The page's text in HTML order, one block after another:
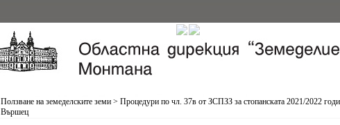
Ползване на земеделските земи > Процедури по чл. 37в от ЗСПЗЗ за стопанската 2021/2022
Вършец